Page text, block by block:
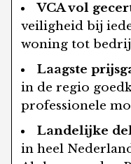
VCA vol
veiligheid bij
woning tot
Laagste
in de regio
professionele
Landelijke
in heel